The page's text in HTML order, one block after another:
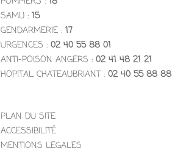
SAMU : 15
GENDARMERIE : 17
URGENCES : 02 40 55 88 01
ANTI-POISON ANGERS : 02 41 48 21 21
HOPITAL CHATEAUBRIANT : 02 40 55 88 88
PLAN DU SITE
ACCESSIBILITÉ
MENTIONS LEGALES